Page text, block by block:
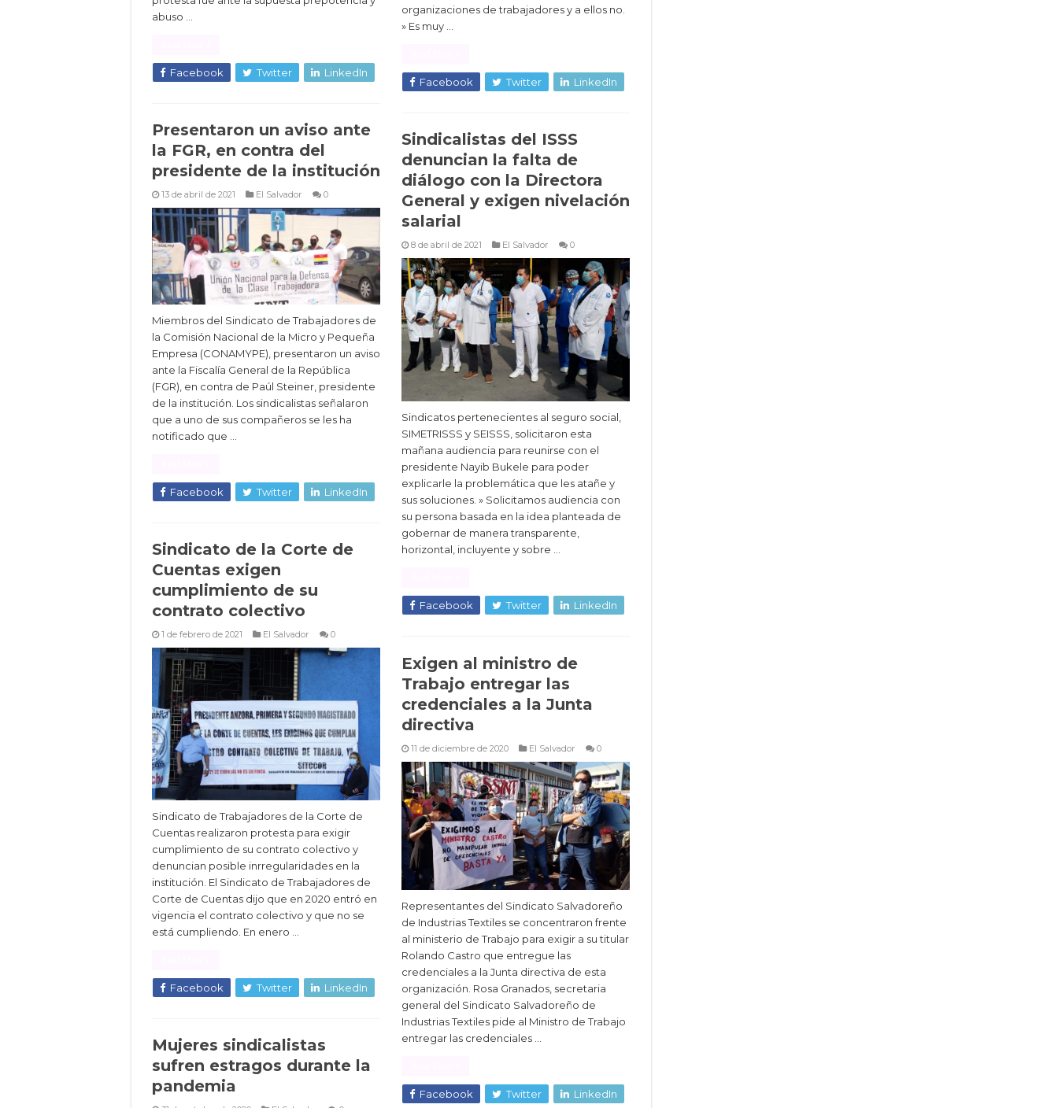
abuso …
Facebook Twitter LinkedIn
organizaciones de trabajadores y a ellos no.
» Es muy …
Facebook Twitter LinkedIn
Presentaron un aviso ante
la FGR, en contra del
presidente de la institución
13 de abril de 2021 El Salvador 0
Miembros del Sindicato de Trabajadores de
la Comisión Nacional de la Micro y Pequeña
Empresa (CONAMYPE), presentaron un aviso
ante la Fiscalía General de la República
(FGR), en contra de Paúl Steiner, presidente
de la institución. Los sindicalistas señalaron
que a uno de sus compañeros se les ha
notificado que …
Facebook Twitter LinkedIn
Sindicalistas del ISSS
denuncian la falta de
diálogo con la Directora
General y exigen nivelación
salarial
8 de abril de 2021 El Salvador 0
Sindicatos pertenecientes al seguro social,
SIMETRISSS y SEISSS, solicitaron esta
mañana audiencia para reunirse con el
presidente Nayib Bukele para poder
explicarle la problemática que les atañe y
sus soluciones. » Solicitamos audiencia con
su persona basada en la idea planteada de
gobernar de manera transparente,
horizontal, incluyente y sobre …
Facebook Twitter LinkedIn
Sindicato de la Corte de
Cuentas exigen
cumplimiento de su
contrato colectivo
1 de febrero de 2021 El Salvador 0
Sindicato de Trabajadores de la Corte de
Cuentas realizaron protesta para exigir
cumplimiento de su contrato colectivo y
denuncian posible inrregularidades en la
institución. El Sindicato de Trabajadores de
Corte de Cuentas dijo que en 2020 entró en
vigencia el contrato colectivo y que no se
está cumpliendo. En enero …
Facebook Twitter LinkedIn
Exigen al ministro de
Trabajo entregar las
credenciales a la Junta
directiva
11 de diciembre de 2020 El Salvador 0
Representantes del Sindicato Salvadoreño
de Industrias Textiles se concentraron frente
al ministerio de Trabajo para exigir a su titular
Rolando Castro que entregue las
credenciales a la Junta directiva de esta
organización. Rosa Granados, secretaria
general del Sindicato Salvadoreño de
Industrias Textiles pide al Ministro de Trabajo
entregar las credenciales …
Facebook Twitter LinkedIn
Mujeres sindicalistas
sufren estragos durante la
pandemia